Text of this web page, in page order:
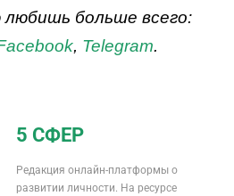
больше всего:
, Telegram.
5 СФЕР
Редакция онлайн-платформы о
развитии личности. На ресурсе